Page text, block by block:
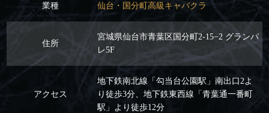
業種 仙台・国分町高級キャバクラ
住所
宮城県仙台市青葉区国分町2-15−2 グランパ
レ5F
アクセス
地下鉄南北線「勾当台公園駅」南出口2よ
り徒歩3分、地下鉄東西線「青葉通一番町
駅」より徒歩12分